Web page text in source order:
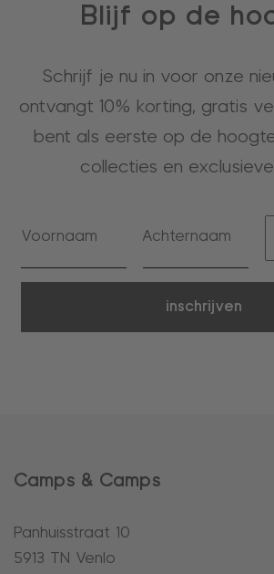
Blijf op de
Schrijf je nu in voor onze
ontvangt 10% korting, gratis
bent als eerste op de
collecties en
inschrijven
Camps & Camps
Panhuisstraat 10
5913 TN Venlo